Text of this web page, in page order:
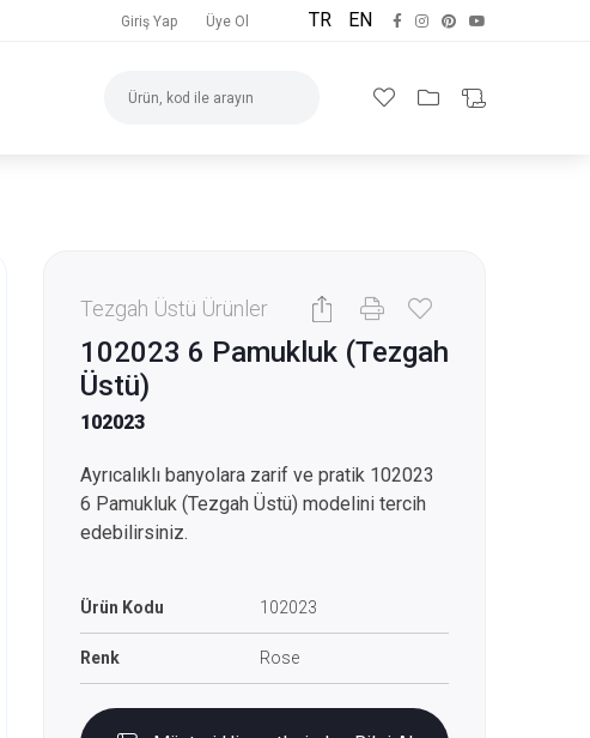
Giriş Yap Üye Ol TR EN
Tezgah Üstü Ürünler
102023 6 Pamukluk (Tezgah
Üstü)
102023
Ayrıcalıklı banyolara zarif ve pratik 102023
6 Pamukluk (Tezgah Üstü) modelini tercih
edebilirsiniz.
Ürün Kodu 102023
Renk Rose